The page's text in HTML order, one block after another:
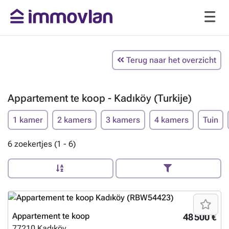
Terug naar het overzicht
Appartement te koop - Kadıköy (Turkije)
1 kamer 2 kamers 3 kamers 4 kamers Tuin
6 zoekertjes (1 - 6)
48 500 €
Appartement te koop